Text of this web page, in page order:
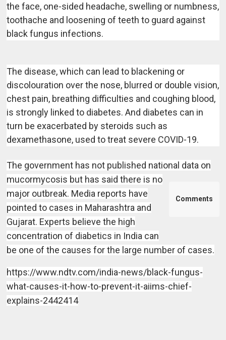
the face, one-sided headache, swelling or numbness,
toothache and loosening of teeth to guard against
black fungus infections.
The disease, which can lead to blackening or
discolouration over the nose, blurred or double vision,
chest pain, breathing difficulties and coughing blood,
is strongly linked to diabetes. And diabetes can in
turn be exacerbated by steroids such as
dexamethasone, used to treat severe COVID-19.
Comments
The government has not published national data on
mucormycosis but has said there is no
major outbreak. Media reports have
pointed to cases in Maharashtra and
Gujarat. Experts believe the high
concentration of diabetics in India can
be one of the causes for the large number of cases.
https://www.ndtv.com/india-news/black-fungus-
what-causes-it-how-to-prevent-it-aiims-chief-
explains-2442414